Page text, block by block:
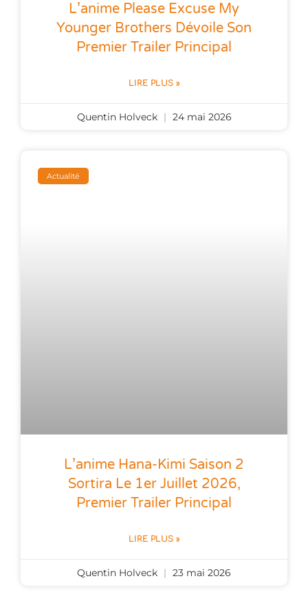
L’anime Please Excuse My
Younger Brothers Dévoile Son
Premier Trailer Principal
LIRE PLUS »
Quentin Holveck 24 mai 2026
Actualité
L’anime Hana-Kimi Saison 2
Sortira Le 1er Juillet 2026,
Premier Trailer Principal
LIRE PLUS »
Quentin Holveck 23 mai 2026